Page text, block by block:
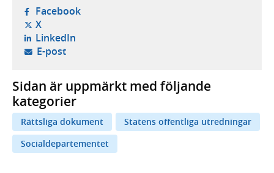
Facebook- öppnas i ny flik, extern webbplats,
X- öppnas i ny flik, extern webbplats,
LinkedIn- öppnas i ny flik, extern webbplats,
E-post- öppnar din e-postklient,
Sidan är uppmärkt med följande
kategorier
Rättsliga dokument
Statens offentliga utredningar
Socialdepartementet